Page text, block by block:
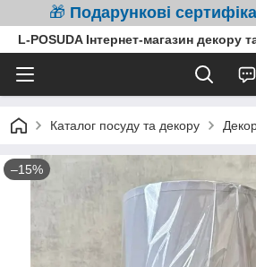
🎁 Подарункові
L-POSUDA Інтернет-магазин декору
Каталог посуду та декору
–15%